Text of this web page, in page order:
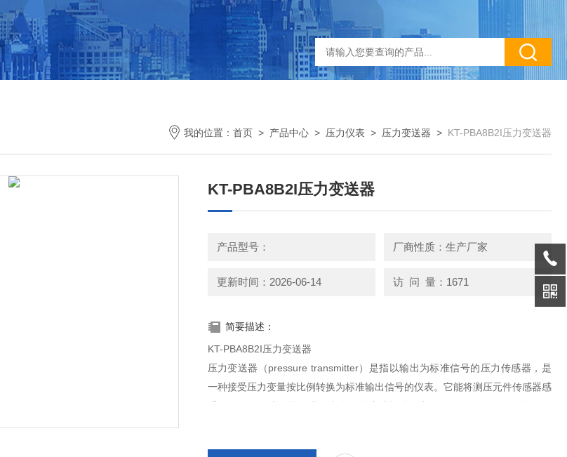
我的位置： 首页 > 产品中心 > 压力仪表 > 压力变送器 > KT-PBA8B2I压力变送器
KT-PBA8B2I压力变送器
产品型号： 厂商性质：生产厂家
更新时间：2026-06-14 访 问 量：1671
简要描述：
KT-PBA8B2I压力变送器
压力变送器（pressure transmitter）是指以输出为标准信号的压力传感器，是
一种接受压力变量按比例转换为标准输出信号的仪表。它能将测压元件传感器感
受到的气体、液体等物理压力参数转变成标准的电信号（如4~20mADC等），